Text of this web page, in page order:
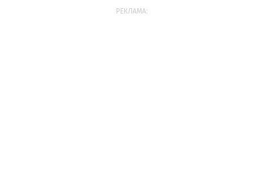
РЕКЛАМА: